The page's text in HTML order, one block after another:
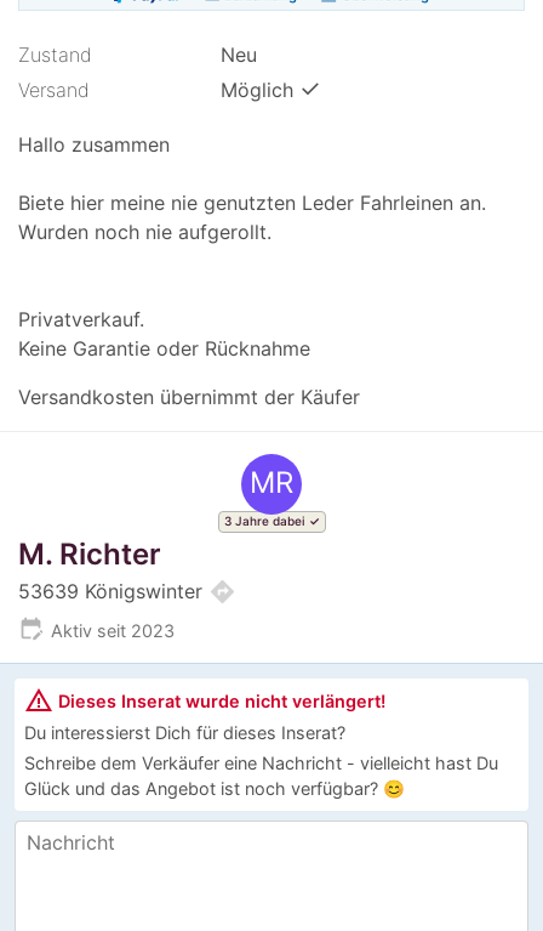
Zustand
Neu
Versand
Möglich ✓
Hallo zusammen
Biete hier meine nie genutzten Leder Fahrleinen an.
Wurden noch nie aufgerollt.
Privatverkauf.
Keine Garantie oder Rücknahme
Versandkosten übernimmt der Käufer
MR
3 Jahre dabei
M. Richter
53639 Königswinter directions
edit_calendar Aktiv seit 2023
warning_amber Dieses Inserat wurde nicht verlängert!
Du interessierst Dich für dieses Inserat?
Schreibe dem Verkäufer eine Nachricht - vielleicht hast Du
Glück und das Angebot ist noch verfügbar? 😊